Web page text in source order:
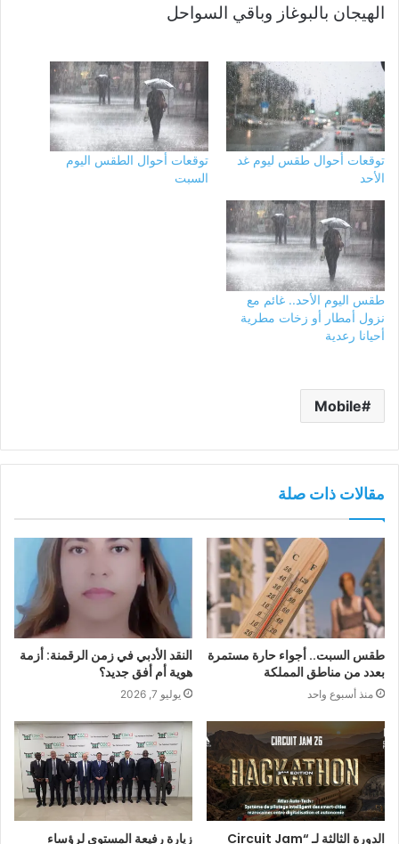
الهيجان بالبوغاز وباقي السواحل
توقعات أحوال طقس ليوم غد
الأحد
توقعات أحوال الطقس اليوم
السبت
طقس اليوم الأحد.. غائم مع
نزول أمطار أو زخات مطرية
أحيانا رعدية
Mobile
مقالات ذات صلة
طقس السبت.. أجواء حارة مستمرة
بعدد من مناطق المملكة
منذ أسبوع واحد
النقد الأدبي في زمن الرقمنة: أزمة
هوية أم أفق جديد؟
يوليو 7, 2026
الدورة الثالثة لـ “Circuit Jam زيارة رفيعة المستوى لرؤساء